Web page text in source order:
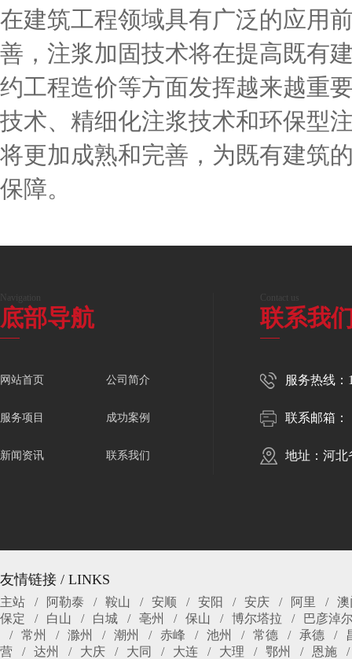
在建筑工程领域具有广泛的应用
善，注浆加固技术将在提高既有
约工程造价等方面发挥越来越重
技术、精细化注浆技术和环保型
将更加成熟和完善，为既有建筑
保障。
底部导航
网站首页 公司简介
服务项目 成功案例
新闻资讯 联系我们
联系我
服务热线：
联系邮箱：
地址：河北
友情链接 / LINKS
主站 阿勒泰 鞍山 安顺 安阳 安庆 阿里
澳
保定
白山 白城 亳州 保山 博尔塔拉
巴彦淖
常州
滁州 潮州 赤峰 池州 常德 承德
营
达州 大庆 大同 大连 大理 鄂州
恩施